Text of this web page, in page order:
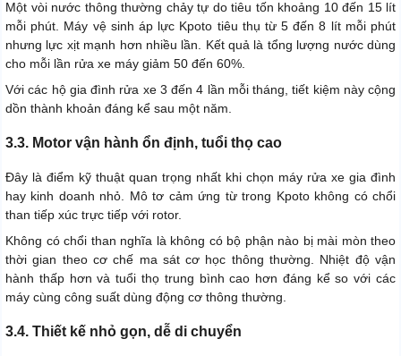
Một vòi nước thông thường chảy tự do tiêu tốn khoảng 10 đến 15 lít
mỗi phút. Máy vệ sinh áp lực Kpoto tiêu thụ từ 5 đến 8 lít mỗi phút
nhưng lực xịt mạnh hơn nhiều lần. Kết quả là tổng lượng nước dùng
cho mỗi lần rửa xe máy giảm 50 đến 60%.
Với các hộ gia đình rửa xe 3 đến 4 lần mỗi tháng, tiết kiệm này cộng
dồn thành khoản đáng kể sau một năm.
3.3. Motor vận hành ổn định, tuổi thọ cao
Đây là điểm kỹ thuật quan trọng nhất khi chọn máy rửa xe gia đình
hay kinh doanh nhỏ. Mô tơ cảm ứng từ trong Kpoto không có chổi
than tiếp xúc trực tiếp với rotor.
Không có chổi than nghĩa là không có bộ phận nào bị mài mòn theo
thời gian theo cơ chế ma sát cơ học thông thường. Nhiệt độ vận
hành thấp hơn và tuổi thọ trung bình cao hơn đáng kể so với các
máy cùng công suất dùng động cơ thông thường.
3.4. Thiết kế nhỏ gọn, dễ di chuyển